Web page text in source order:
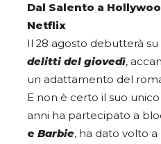
Dal Salento a
Netflix
Il 28 agosto debutterà
delitti del giovedì,
un adattamento del
E non è certo il suo
anni ha partecipato a
e Barbie, ha dato volto